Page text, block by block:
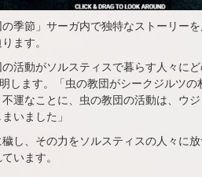
季節」サーガ内で独特なストーリー
ます。
の活動がソルスティスで暮らす人々に
します。「虫の教団がシークジルツ
運なことに、虫の教団の活動は、ウ
いました」
し、その力をソルスティスの人々に
います。